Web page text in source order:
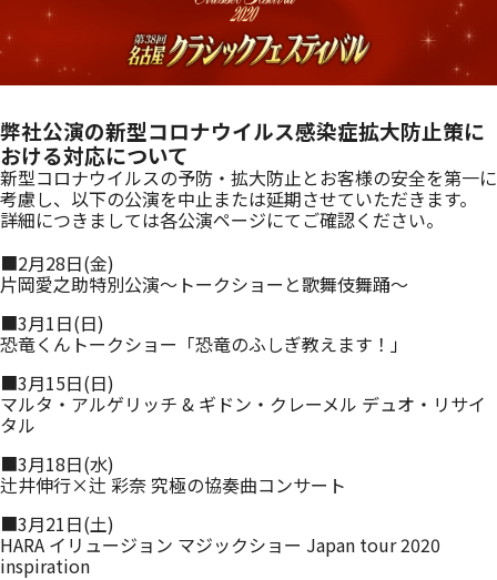
弊社公演の新型コロナウイルス感染症拡大防止策に
おける対応について
新型コロナウイルスの予防・拡大防止とお客様の安全を第一に
考慮し、以下の公演を中止または延期させていただきます。
詳細につきましては各公演ページにてご確認ください。
■2月28日(金)
片岡愛之助特別公演～トークショーと歌舞伎舞踊～
■3月1日(日)
恐竜くんトークショー「恐竜のふしぎ教えます！」
■3月15日(日)
マルタ・アルゲリッチ & ギドン・クレーメル デュオ・リサイ
タル
■3月18日(水)
辻井伸行×辻 彩奈 究極の協奏曲コンサート
■3月21日(土)
HARA イリュージョン マジックショー Japan tour 2020
inspiration